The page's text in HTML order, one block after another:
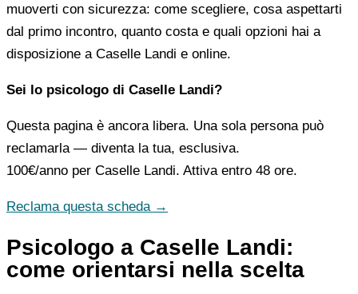
muoverti con sicurezza: come scegliere, cosa aspettarti
dal primo incontro, quanto costa e quali opzioni hai a
disposizione a Caselle Landi e online.
Sei lo psicologo di Caselle Landi?
Questa pagina è ancora libera. Una sola persona può
reclamarla — diventa la tua, esclusiva.
100€/anno per Caselle Landi. Attiva entro 48 ore.
Reclama questa scheda →
Psicologo a Caselle Landi:
come orientarsi nella scelta